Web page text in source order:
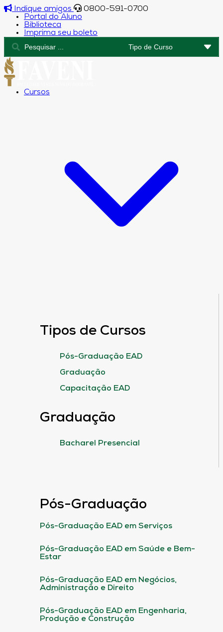
Indique amigos
0800-591-0700
Portal do Aluno
Biblioteca
Imprima seu boleto
Cursos
Tipos de Cursos
Pós-Graduação EAD
Graduação
Capacitação EAD
Graduação
Bacharel Presencial
Pós-Graduação
Pós-Graduação EAD em Serviços
Pós-Graduação EAD em Saúde e Bem-
Estar
Pós-Graduação EAD em Negócios,
Administração e Direito
Pós-Graduação EAD em Engenharia,
Produção e Construção